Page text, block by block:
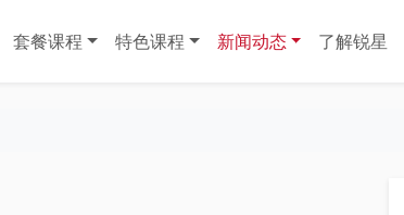
套餐课程 特色课程 新闻动态 了解锐星